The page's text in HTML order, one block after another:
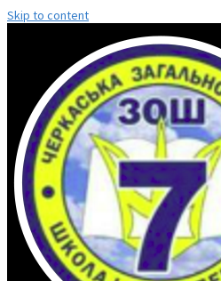
Skip to content